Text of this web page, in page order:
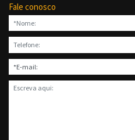
Fale conosco